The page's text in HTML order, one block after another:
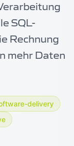
SQL-
Rechnung
mehr Daten
delivery